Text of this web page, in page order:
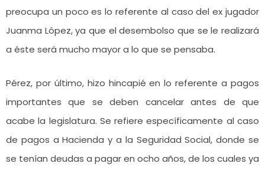
preocupa un poco es lo referente al caso del ex jugador
Juanma López, ya que el desembolso que se le realizará
a éste será mucho mayor a lo que se pensaba.
Pérez, por último, hizo hincapié en lo referente a pagos
importantes que se deben cancelar antes de que
acabe la legislatura. Se refiere específicamente al caso
de pagos a Hacienda y a la Seguridad Social, donde se
se tenían deudas a pagar en ocho años, de los cuales ya